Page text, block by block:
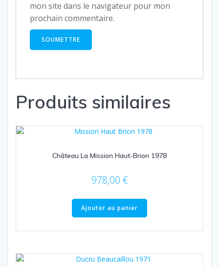
mon site dans le navigateur pour mon
prochain commentaire.
Produits similaires
Château La Mission Haut-Brion 1978
978,00 €
Ajouter au panier